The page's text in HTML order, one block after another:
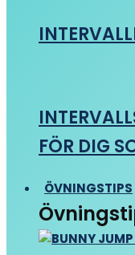
FÖR DIG
ÖVNINGSTIPS